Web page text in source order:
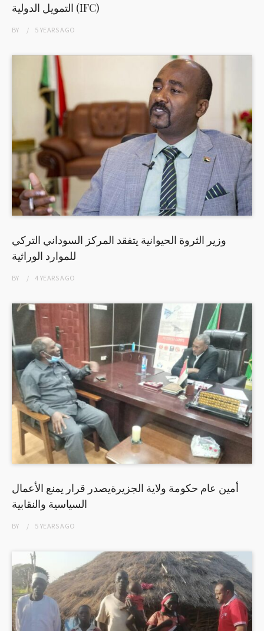
التمويل الدولية (IFC)
BY 5 YEARSAGO
وزير الثروة الحيوانية يتفقد المركز السوداني التركي
للموارد الوراثية
BY 4 YEARSAGO
أمين عام حكومة ولاية الجزيرةيصدر قرار يمنع الأعمال
السياسية والنقابية
BY 5 YEARSAGO